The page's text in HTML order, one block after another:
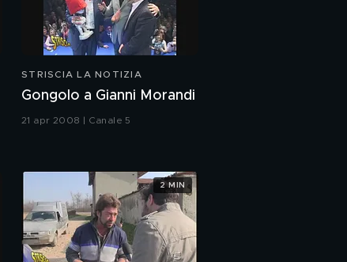
STRISCIA LA NOTIZIA
Gongolo a Gianni Morandi
21 apr 2008 | Canale 5
2 MIN